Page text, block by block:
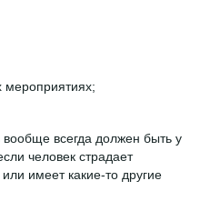
мероприятиях;
всегда должен быть у
человек страдает
имеет какие-то другие